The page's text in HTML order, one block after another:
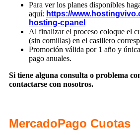
Para ver los planes disponibles
aquí: https://
hosting-cpanel
Al finalizar el proceso coloque el
(sin comillas) en el casillero
Promoción válida por 1 año y
pago anuales.
Si tiene alguna consulta o problema
contactarse con nosotros.
MercadoPago Cuotas